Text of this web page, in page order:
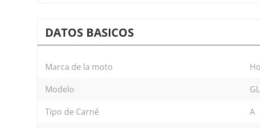
DATOS BASICOS
Marca de la moto
Modelo
Tipo de Carné
A